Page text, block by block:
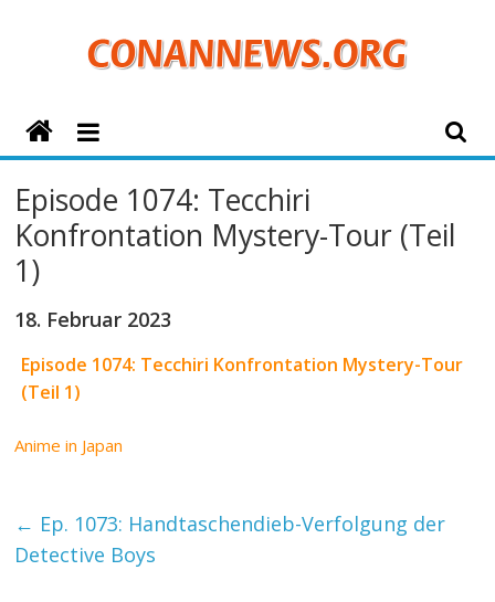
ConanNews.org
Conan
News
Episode 1074: Tecchiri
Konfrontation Mystery-Tour (Teil
1)
18. Februar 2023
Episode 1074: Tecchiri Konfrontation Mystery-Tour
(Teil 1)
Anime in Japan
← Ep. 1073: Handtaschendieb-Verfolgung der
Detective Boys